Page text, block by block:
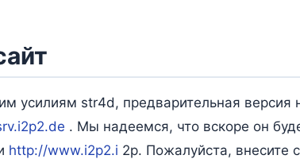
усилиям str4d, предварительная версия
. Мы надеемся, что вскоре он
http://www.i2p2.i 2p. Пожалуйста, внесите